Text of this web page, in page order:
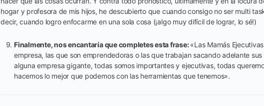
hogar y profesora de mis hijos, he descubierto que cuando consigo no ser multi
decir, cuando logro enfocarme en una sola cosa (¡algo muy difícil de lograr, lo sé!)
Finalmente, nos encantaría que completes esta frase:«Las Mamás
empresa, las que son emprendedoras o las que trabajan sacando adelante
alguna empresa gigante, todas somos importantes y ejecutivas, todas
hacemos lo mejor que podemos con las herramientas que tenemos».